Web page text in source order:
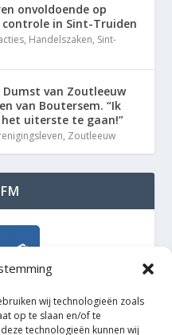
wij technologieën zoals
op te slaan en/of te
technologieën kunnen wij
onvoldoende op
in Sint-Truiden
, Handelszaken, Sint-
Dumst van Zoutleeuw
van Boutersem. “Ik
uiterste te gaan!”
, Zoutleeuw